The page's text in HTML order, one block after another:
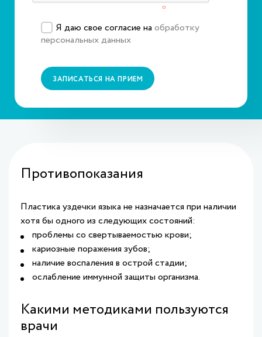
*
Я даю свое согласие на обработку
персональных данных
ЗАПИСАТЬСЯ НА ПРИЕМ
Противопоказания
Пластика уздечки языка не назначается при наличии
хотя бы одного из следующих состояний:
проблемы со свертываемостью крови;
кариозные поражения зубов;
наличие воспаления в острой стадии;
ослабление иммунной защиты организма.
Какими методиками пользуются
врачи